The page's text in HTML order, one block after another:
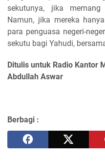
sekutunya, jika
Namun, jika mereka
para penguasa negeri-
sekutu bagi Yahudi,
Ditulis untuk Radio Kantor
Abdullah Aswar
Berbagi :